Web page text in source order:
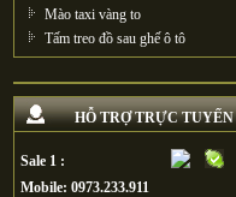
Mào taxi vàng to
Tấm treo đồ sau ghế ô tô
HỖ TRỢ TRỰC TUYẾN
Sale 1 :
Mobile: 0973.233.911